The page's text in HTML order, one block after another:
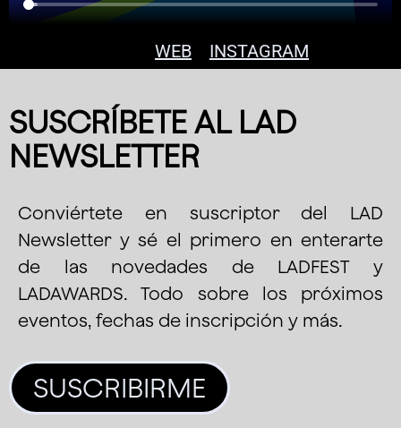
WEB INSTAGRAM
SUSCRÍBETE AL LAD
NEWSLETTER
Conviértete en suscriptor del LAD
Newsletter y sé el primero en enterarte
de las novedades de LADFEST y
LADAWARDS. Todo sobre los próximos
eventos, fechas de inscripción y más.
SUSCRIBIRME